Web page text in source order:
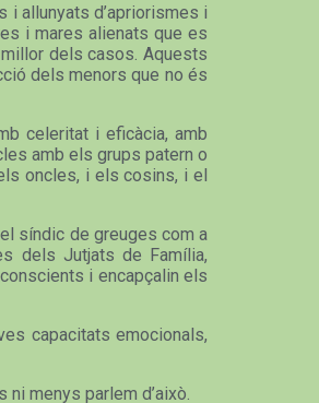
allunyats d’apriorismes i
i mares alienats que es
dels casos. Aquests
dels menors que no és
celeritat i eficàcia, amb
amb els grups patern o
oncles, i els cosins, i el
síndic de greuges com a
dels Jutjats de Família,
i encapçalin els
capacitats emocionals,
menys parlem d’això.